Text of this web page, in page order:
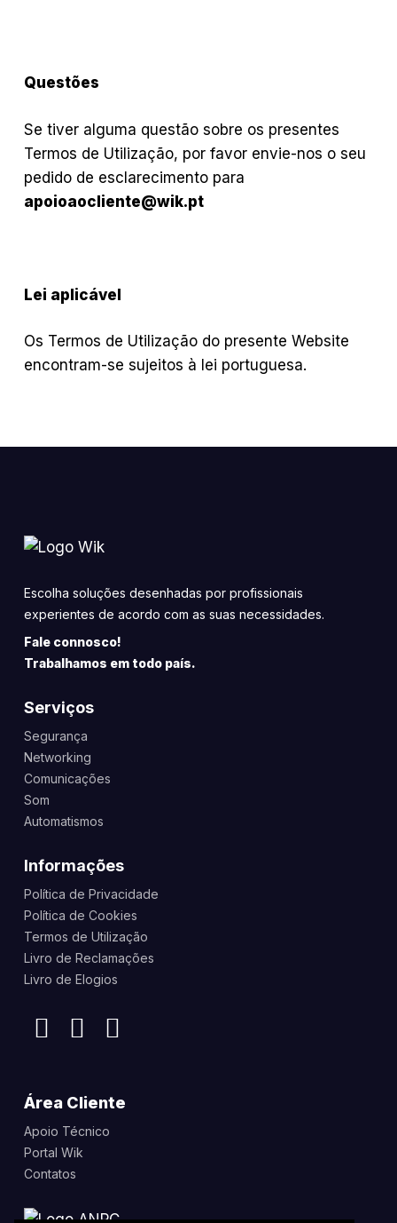
Questões
Se tiver alguma questão sobre os presentes
Termos de Utilização, por favor envie-nos o seu
pedido de esclarecimento para
apoioaocliente@wik.pt
Lei aplicável
Os Termos de Utilização do presente Website
encontram-se sujeitos à lei portuguesa.
Escolha soluções desenhadas por profissionais
experientes de acordo com as suas necessidades.
Fale connosco!
Trabalhamos em todo país.
Serviços
Segurança
Networking
Comunicações
Som
Automatismos
Informações
Política de Privacidade
Política de Cookies
Termos de Utilização
Livro de Reclamações
Livro de Elogios
Área Cliente
Apoio Técnico
Portal Wik
Contatos